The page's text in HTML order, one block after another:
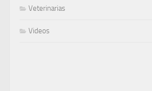
Veterinarias
Videos